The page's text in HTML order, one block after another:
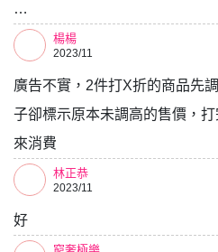
…
楊楊
2023/11
廣告不實，2件打X折的商品先
子卻標示原本未調高的售價，
來消費
林正恭
2023/11
好